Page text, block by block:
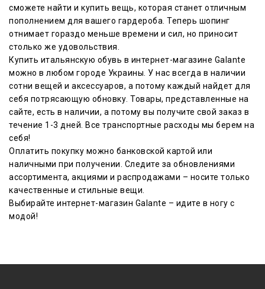
сможете найти и купить вещь, которая станет отличным
пополнением для вашего гардероба. Теперь шопинг
отнимает гораздо меньше времени и сил, но приносит
столько же удовольствия.
Купить итальянскую обувь в интернет-магазине Galante
можно в любом городе Украины. У нас всегда в наличии
сотни вещей и аксессуаров, а потому каждый найдет для
себя потрясающую обновку. Товары, представленные на
сайте, есть в наличии, а потому вы получите свой заказ в
течение 1-3 дней. Все транспортные расходы мы берем на
себя!
Оплатить покупку можно банковской картой или
наличными при получении. Следите за обновлениями
ассортимента, акциями и распродажами – носите только
качественные и стильные вещи.
Выбирайте интернет-магазин Galante – идите в ногу с
модой!